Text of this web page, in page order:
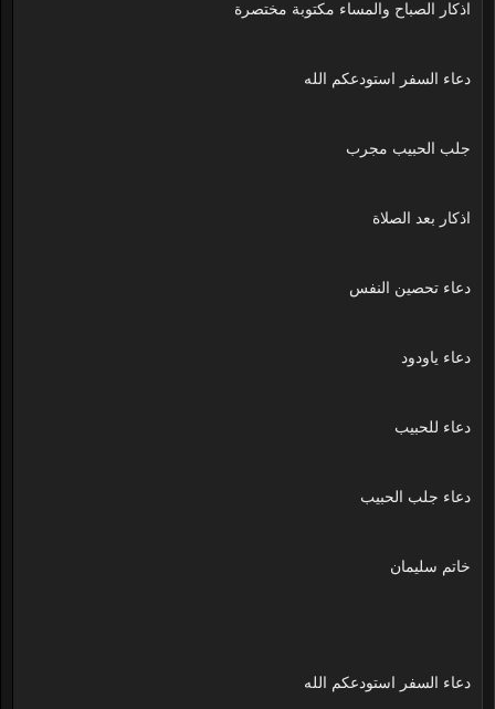
اذكار الصباح والمساء مكتوبة مختصرة
دعاء السفر استودعكم الله
جلب الحبيب مجرب
اذكار بعد الصلاة
دعاء تحصين النفس
دعاء ياودود
دعاء للحبيب
دعاء جلب الحبيب
خاتم سليمان
دعاء السفر استودعكم الله